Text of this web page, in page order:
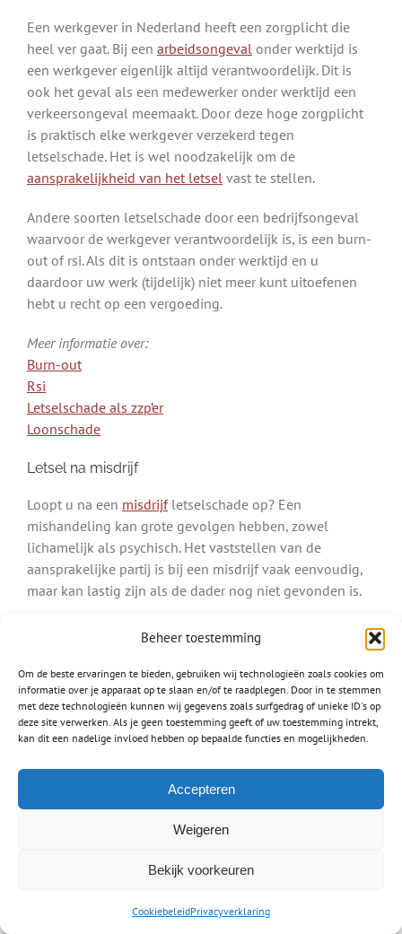
Beheer toestemming
Om de beste ervaringen te bieden, gebruiken wij technologieën zoals cookies om
informatie over je apparaat op te slaan en/of te raadplegen. Door in te stemmen
met deze technologieën kunnen wij gegevens zoals surfgedrag of unieke ID's op
deze site verwerken. Als je geen toestemming geeft of uw toestemming intrekt,
kan dit een nadelige invloed hebben op bepaalde functies en mogelijkheden.
Accepteren
Weigeren
Bekijk voorkeuren
CookiebeleidPrivacyverklaring
Een werkgever in Nederland heeft een zorgplicht die
heel ver gaat. Bij een arbeidsongeval onder werktijd is
een werkgever eigenlijk altijd verantwoordelijk. Dit is
ook het geval als een medewerker onder werktijd een
verkeersongeval meemaakt. Door deze hoge zorgplicht
is praktisch elke werkgever verzekerd tegen
letselschade. Het is wel noodzakelijk om de
aansprakelijkheid van het letsel vast te stellen.
Andere soorten letselschade door een bedrijfsongeval
waarvoor de werkgever verantwoordelijk is, is een burn-
out of rsi. Als dit is ontstaan onder werktijd en u
daardoor uw werk (tijdelijk) niet meer kunt uitoefenen
hebt u recht op een vergoeding.
Meer informatie over:
Burn-out
Rsi
Letselschade als zzp’er
Loonschade
Letsel na misdrijf
Loopt u na een misdrijfletselschade op? Een
mishandeling kan grote gevolgen hebben, zowel
lichamelijk als psychisch. Het vaststellen van de
aansprakelijke partij is bij een misdrijf vaak eenvoudig,
maar kan lastig zijn als de dader nog niet gevonden is.
Ook letsel door een hondenbeetvalt onder een misdrijf.
Bent u gebeten door een hond, dan is de eigenaar van
deze hond aansprakelijk.
Lees meer over:
Letsel na een hondenbeet
Letselschade medische fout
Waar mensen werken worden fouten gemaakt, zo ook
verschilt van het stellen van een verkeerde diagnose en
amputeren van een verkeerd lichaamsdeel. Het is heel